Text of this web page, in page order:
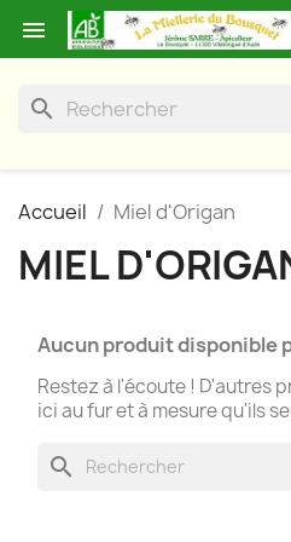

search
Accueil Miel d'Origan
MIEL
Aucun produit disponible
Restez à l'écoute ! D'autres
ici au fur et à mesure qu'ils
search